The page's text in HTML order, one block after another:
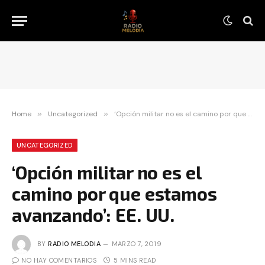
Home » Uncategorized » ‘Opción militar no es el camino por que estamos avanzando’: EE. UU.
UNCATEGORIZED
‘Opción militar no es el
camino por que estamos
avanzando’: EE. UU.
BY RADIO MELODIA MARZO 7, 2019
NO HAY COMENTARIOS 5 MINS READ